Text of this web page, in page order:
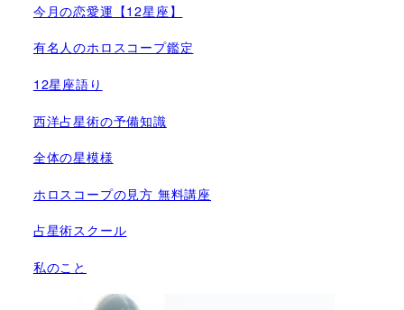
今月の恋愛運【12星座】
有名人のホロスコープ鑑定
12星座語り
西洋占星術の予備知識
全体の星模様
ホロスコープの見方 無料講座
占星術スクール
私のこと